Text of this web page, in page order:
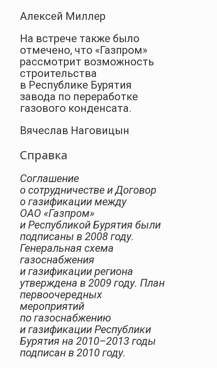
Алексей Миллер
На встрече также было
отмечено, что «Газпром»
рассмотрит возможность
строительства
в Республике Бурятия
завода по переработке
газового конденсата.
Вячеслав Наговицын
Справка
Соглашение
о сотрудничестве и Договор
о газификации между
ОАО «Газпром»
и Республикой Бурятия были
подписаны в 2008 году.
Генеральная схема
газоснабжения
и газификации региона
утверждена в 2009 году. План
первоочередных
мероприятий
по газоснабжению
и газификации Республики
Бурятия на 2010–2013 годы
подписан в 2010 году.